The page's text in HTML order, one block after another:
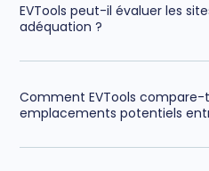
EVTools peut-il évaluer les
adéquation ?
Comment EVTools compare-
emplacements potentiels